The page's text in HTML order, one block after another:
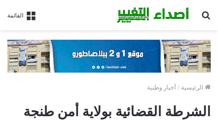
القائمة
الرئيسية / أخبار وطنية
الشرطة القضائية بولاية أمن طنجة